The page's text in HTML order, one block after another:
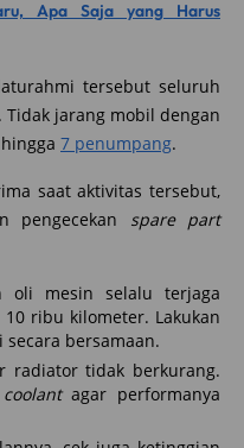
Apa Saja yang Harus
tersebut seluruh
jarang mobil dengan
7 penumpang.
saat aktivitas tersebut,
pengecekan spare part
oli mesin selalu terjaga
ribu kilometer. Lakukan
bersamaan.
radiator tidak berkurang.
coolantagar performanya